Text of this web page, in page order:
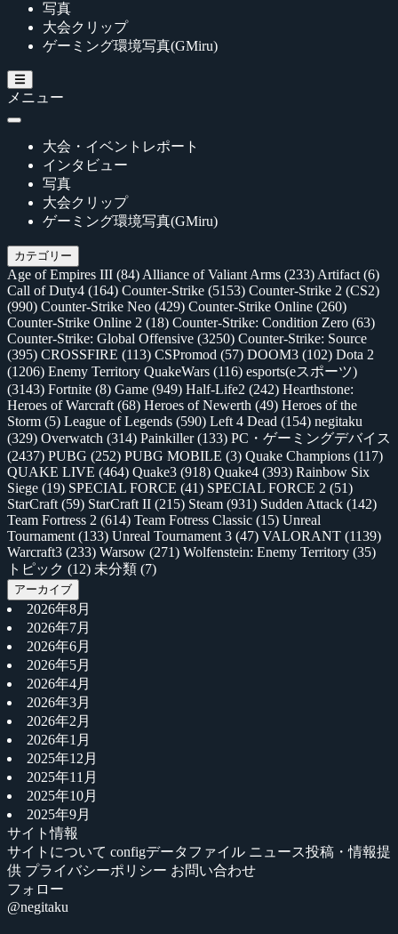
写真
大会クリップ
ゲーミング環境写真(GMiru)
メニュー
大会・イベントレポート
インタビュー
写真
大会クリップ
ゲーミング環境写真(GMiru)
カテゴリー
Age of Empires III (84) Alliance of Valiant Arms (233) Artifact (6)
Call of Duty4 (164) Counter-Strike (5153) Counter-Strike 2 (CS2)
(990) Counter-Strike Neo (429) Counter-Strike Online (260)
Counter-Strike Online 2 (18) Counter-Strike: Condition Zero (63)
Counter-Strike: Global Offensive (3250) Counter-Strike: Source
(395) CROSSFIRE (113) CSPromod (57) DOOM3 (102) Dota 2
(1206) Enemy Territory QuakeWars (116) esports(eスポーツ)
(3143) Fortnite (8) Game (949) Half-Life2 (242) Hearthstone:
Heroes of Warcraft (68) Heroes of Newerth (49) Heroes of the
Storm (5) League of Legends (590) Left 4 Dead (154) negitaku
(329) Overwatch (314) Painkiller(133) PC・ゲーミングデバイス
(2437) PUBG (252) PUBG MOBILE (3) Quake Champions (117)
QUAKE LIVE (464) Quake3 (918) Quake4 (393) Rainbow Six
Siege (19) SPECIAL FORCE (41) SPECIAL FORCE 2 (51)
StarCraft (59) StarCraft II (215) Steam (931) Sudden Attack (142)
Team Fortress 2 (614) Team Fotress Classic (15) Unreal
Tournament (133) Unreal Tournament 3 (47) VALORANT (1139)
Warcraft3 (233) Warsow (271) Wolfenstein: Enemy Territory (35)
トピック (12) 未分類 (7)
アーカイブ
2026年8月
2026年7月
2026年6月
2026年5月
2026年4月
2026年3月
2026年2月
2026年1月
2025年12月
2025年11月
2025年10月
2025年9月
サイト情報
サイトについて configデータファイル ニュース投稿・情報提
供 プライバシーポリシー お問い合わせ
フォロー
@negitaku